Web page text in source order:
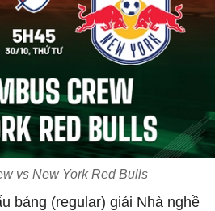
vs New York Red Bulls
bảng (regular) giải Nhà nghề